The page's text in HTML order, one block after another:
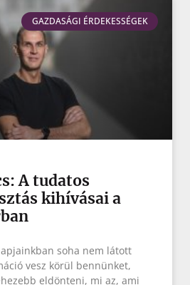
GAZDASÁGI ÉRDEKESSÉGEK
A tudatos
kihívásai a
soha nem látott
vesz körül bennünket,
eldönteni, mi az, ami